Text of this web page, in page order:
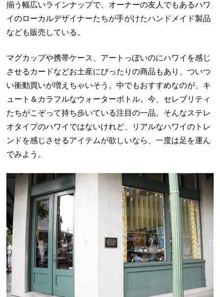
揃う幅広いラインナップで、オーナーの友人でもあるハワ
イのローカルデザイナーたちが手がけたハンドメイド製品
なども販売している。
マグカップや携帯ケース、アートっぽいのにハワイを感じ
させるカードなどお土産にぴったりの商品もあり、ついつ
い衝動買いが増えちゃいそう。中でもおすすめなのが、キ
ュート＆カラフルなウォーターボトル。今、セレブリティ
たちがこぞって持ち歩いている注目の一品。そんなステレ
オタイプのハワイではないけれど、リアルなハワイのトレ
ンドを感じさせるアイテムが欲しいなら、一度は足を運ん
でみよう。